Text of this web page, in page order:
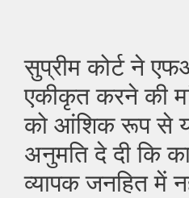
सुप्रीम कोर्ट ने
एकीकृत करने की
को आंशिक रूप से
अनुमति दे दी कि
व्यापक जनहित में